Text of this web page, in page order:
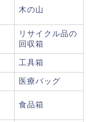
木の山
リサイクル品の
回収箱
工具箱
医療バッグ
食品箱